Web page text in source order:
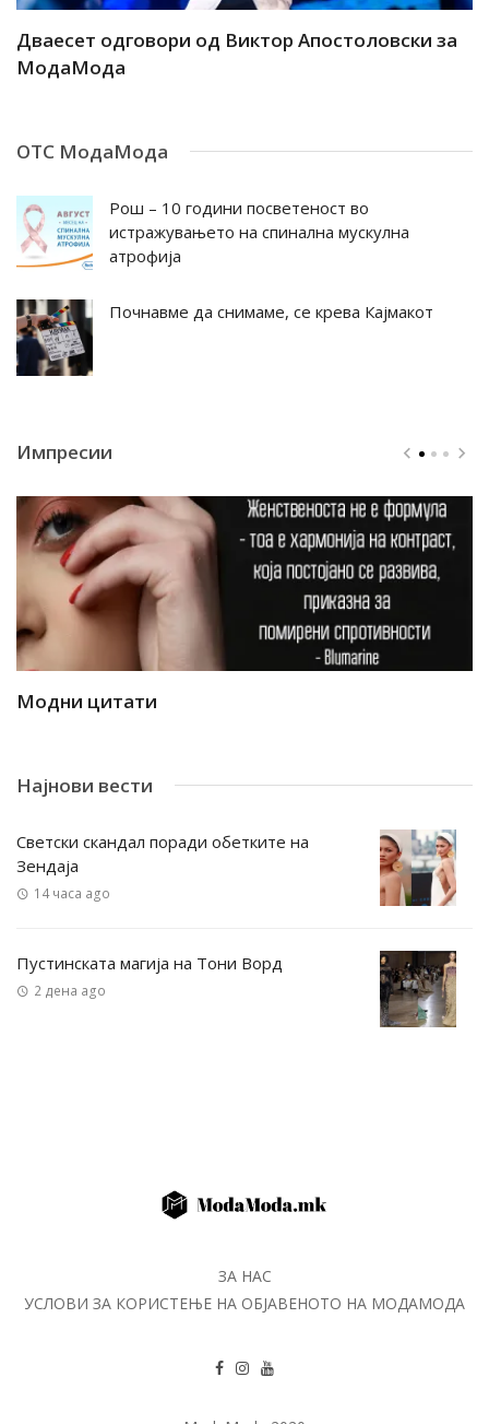
Дваесет одговори од Виктор Апостоловски за
МодаМода
ОТС МодаМода
Рош – 10 години посветеност во
истражувањето на спинална мускулна
атрофија
Почнавме да снимаме, се крева Кајмакот
Импресии
Модни цитати
Најнови вести
Светски скандал поради обетките на
Зендаја
14 часа ago
Пустинската магија на Тони Ворд
2 дена ago
ЗА НАС
УСЛОВИ ЗА КОРИСТЕЊЕ НА ОБЈАВЕНОТО НА МОДАМОДА